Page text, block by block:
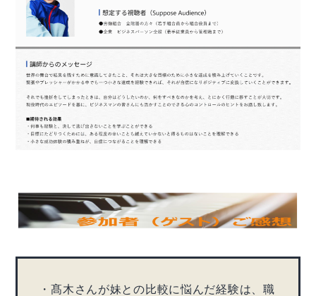
・髙木さんが妹との比較に悩んだ経験は、職